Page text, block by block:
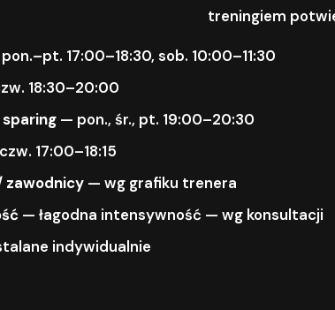
treningiem
17:00–18:30, sob. 10:00–11:30
18:30–20:00
sparing — pon., śr., pt. 19:00–20:30
17:00–18:15
zawodnicy — wg grafiku trenera
— łagodna intensywność — wg konsultacji
indywidualnie